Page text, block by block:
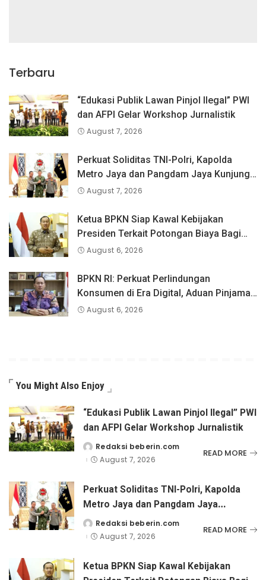
Terbaru
“Edukasi Publik Lawan Pinjol Ilegal” PWI
dan AFPI Gelar Workshop Jurnalistik
August 7, 2026
Perkuat Soliditas TNI-Polri, Kapolda
Metro Jaya dan Pangdam Jaya Kunjungi
Dankorps Brimob Polri
August 7, 2026
Ketua BPKN Siap Kawal Kebijakan
Presiden Terkait Potongan Biaya Bagi
Penyandang Disabilitas
August 6, 2026
BPKN RI: Perkuat Perlindungan
Konsumen di Era Digital, Aduan Pinjaman
Online Masih Menjadi Perhatian Serius
August 6, 2026
You Might Also Enjoy
“Edukasi Publik Lawan Pinjol Ilegal” PWI
dan AFPI Gelar Workshop Jurnalistik
Posted
by
Redaksi beberin.com
August 7, 2026
READ MORE
Perkuat Soliditas TNI-Polri, Kapolda
Metro Jaya dan Pangdam Jaya
Kunjungi Dankorps Brimob Polri
Posted
by
Redaksi beberin.com
August 7, 2026
READ MORE
Ketua BPKN Siap Kawal Kebijakan